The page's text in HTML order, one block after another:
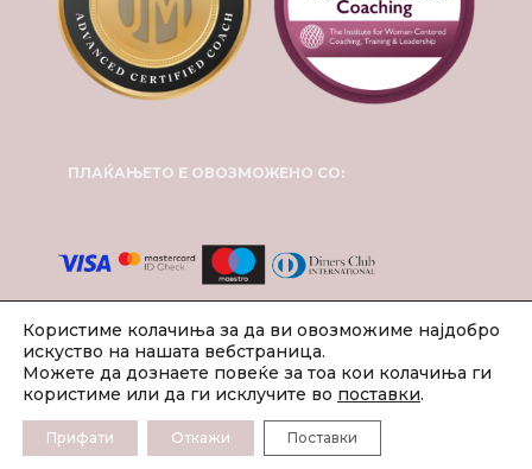
ПЛАЌАЊЕТО Е ОВОЗМОЖЕНО СО:
2024 © Инспирит Коучинг
Користиме колачиња за да ви овозможиме најдобро
искуство на нашата вебстраница.
Можете да дознаете повеќе за тоа кои колачиња ги
користиме или да ги исклучите во поставки.
Прифати Откажи Поставки